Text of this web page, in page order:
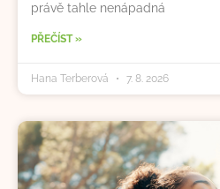
právě tahle nenápadná
PŘEČÍST »
Hana Terberová 7. 8. 2026